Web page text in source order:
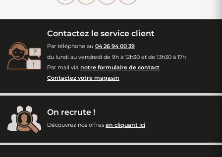
Contactez le service client
Par téléphone au 04 26 94 00 39
du lundi au vendredi de 9h à 12h30 et de 13h30 à 17h
Par mail via notre formulaire de contact
Contactez votre magasin
On recrute !
Découvrez nos offres en cliquant ici